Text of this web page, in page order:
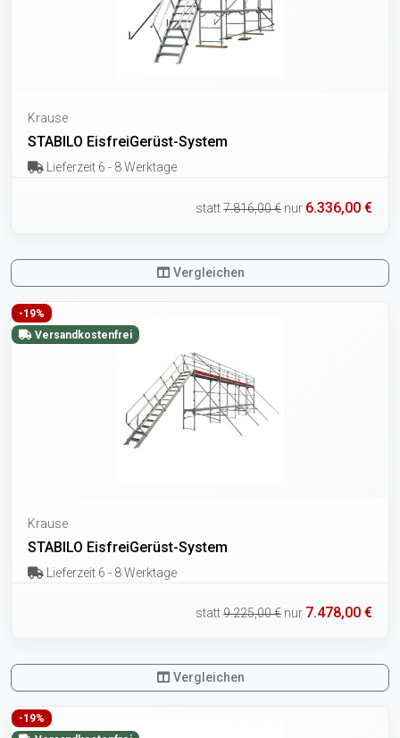
Krause
STABILO EisfreiGerüst-System
Lieferzeit 6 - 8 Werktage
statt7.816,00 € nur 6.336,00 €
Vergleichen
-19%
Versandkostenfrei
Krause
STABILO EisfreiGerüst-System
Lieferzeit 6 - 8 Werktage
statt9.225,00 € nur 7.478,00 €
Vergleichen
-19%